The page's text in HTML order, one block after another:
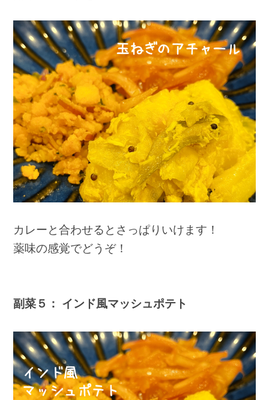
カレーと合わせるとさっぱりいけます！
薬味の感覚でどうぞ！
副菜５： インド風マッシュポテト